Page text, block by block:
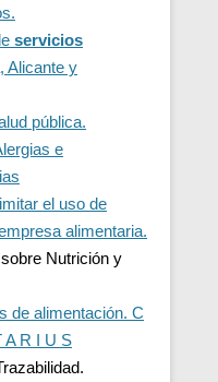
servicios
Alicante y
pública.
e
el uso de
alimentaria.
Nutrición y
de alimentación. C
A R I U S